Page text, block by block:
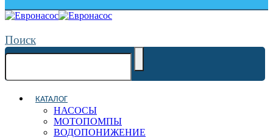
Поиск
КАТАЛОГ
НАСОСЫ
МОТОПОМПЫ
ВОДОПОНИЖЕНИЕ